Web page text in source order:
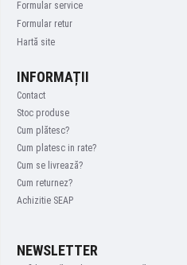
Formular service
Formular retur
Hartă site
INFORMAȚII
Contact
Stoc produse
Cum plătesc?
Cum platesc in rate?
Cum se livrează?
Cum returnez?
Achizitie SEAP
NEWSLETTER